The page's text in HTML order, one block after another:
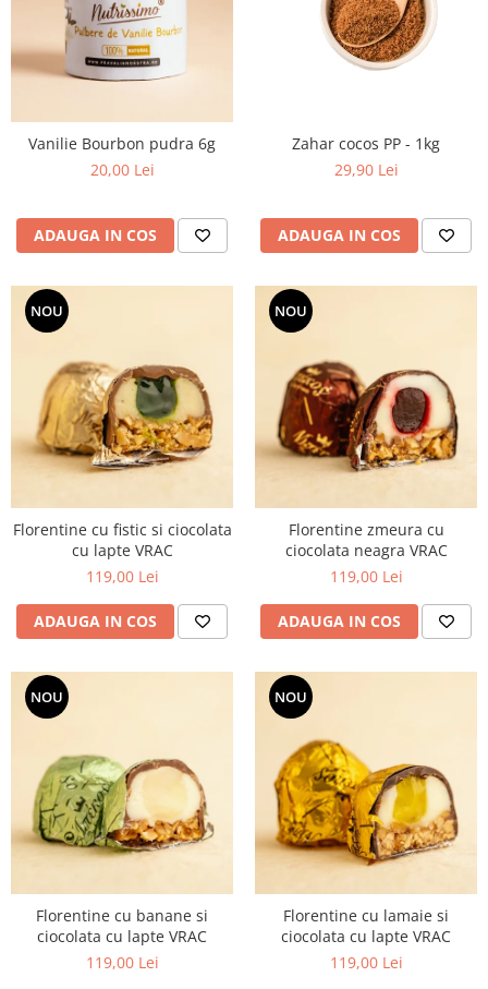
CREME ȘI PASTE TARTINABILE
CONDIMENTE
CIOCOLATĂ ȘI CACAO
HEALTHY SNACKS
SUPERALIMENTE
BACANIE
PRODUSE ROMÂNEȘTI
COSMETICE
REMEDII NATURISTE
TOATE PRODUSELE
Vanilie Bourbon pudra 6g
20,00 Lei
ADAUGA IN COS
Zahar cocos PP - 1kg
29,90 Lei
ADAUGA IN COS
NOU
Florentine cu fistic si ciocolata
cu lapte VRAC
119,00 Lei
ADAUGA IN COS
NOU
Florentine zmeura cu
ciocolata neagra VRAC
119,00 Lei
ADAUGA IN COS
NOU
Florentine cu banane si
ciocolata cu lapte VRAC
119,00 Lei
NOU
Florentine cu lamaie si
ciocolata cu lapte VRAC
119,00 Lei